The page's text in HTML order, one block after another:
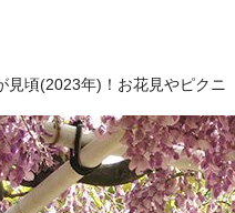
見頃(2023年)！お花見やピクニ